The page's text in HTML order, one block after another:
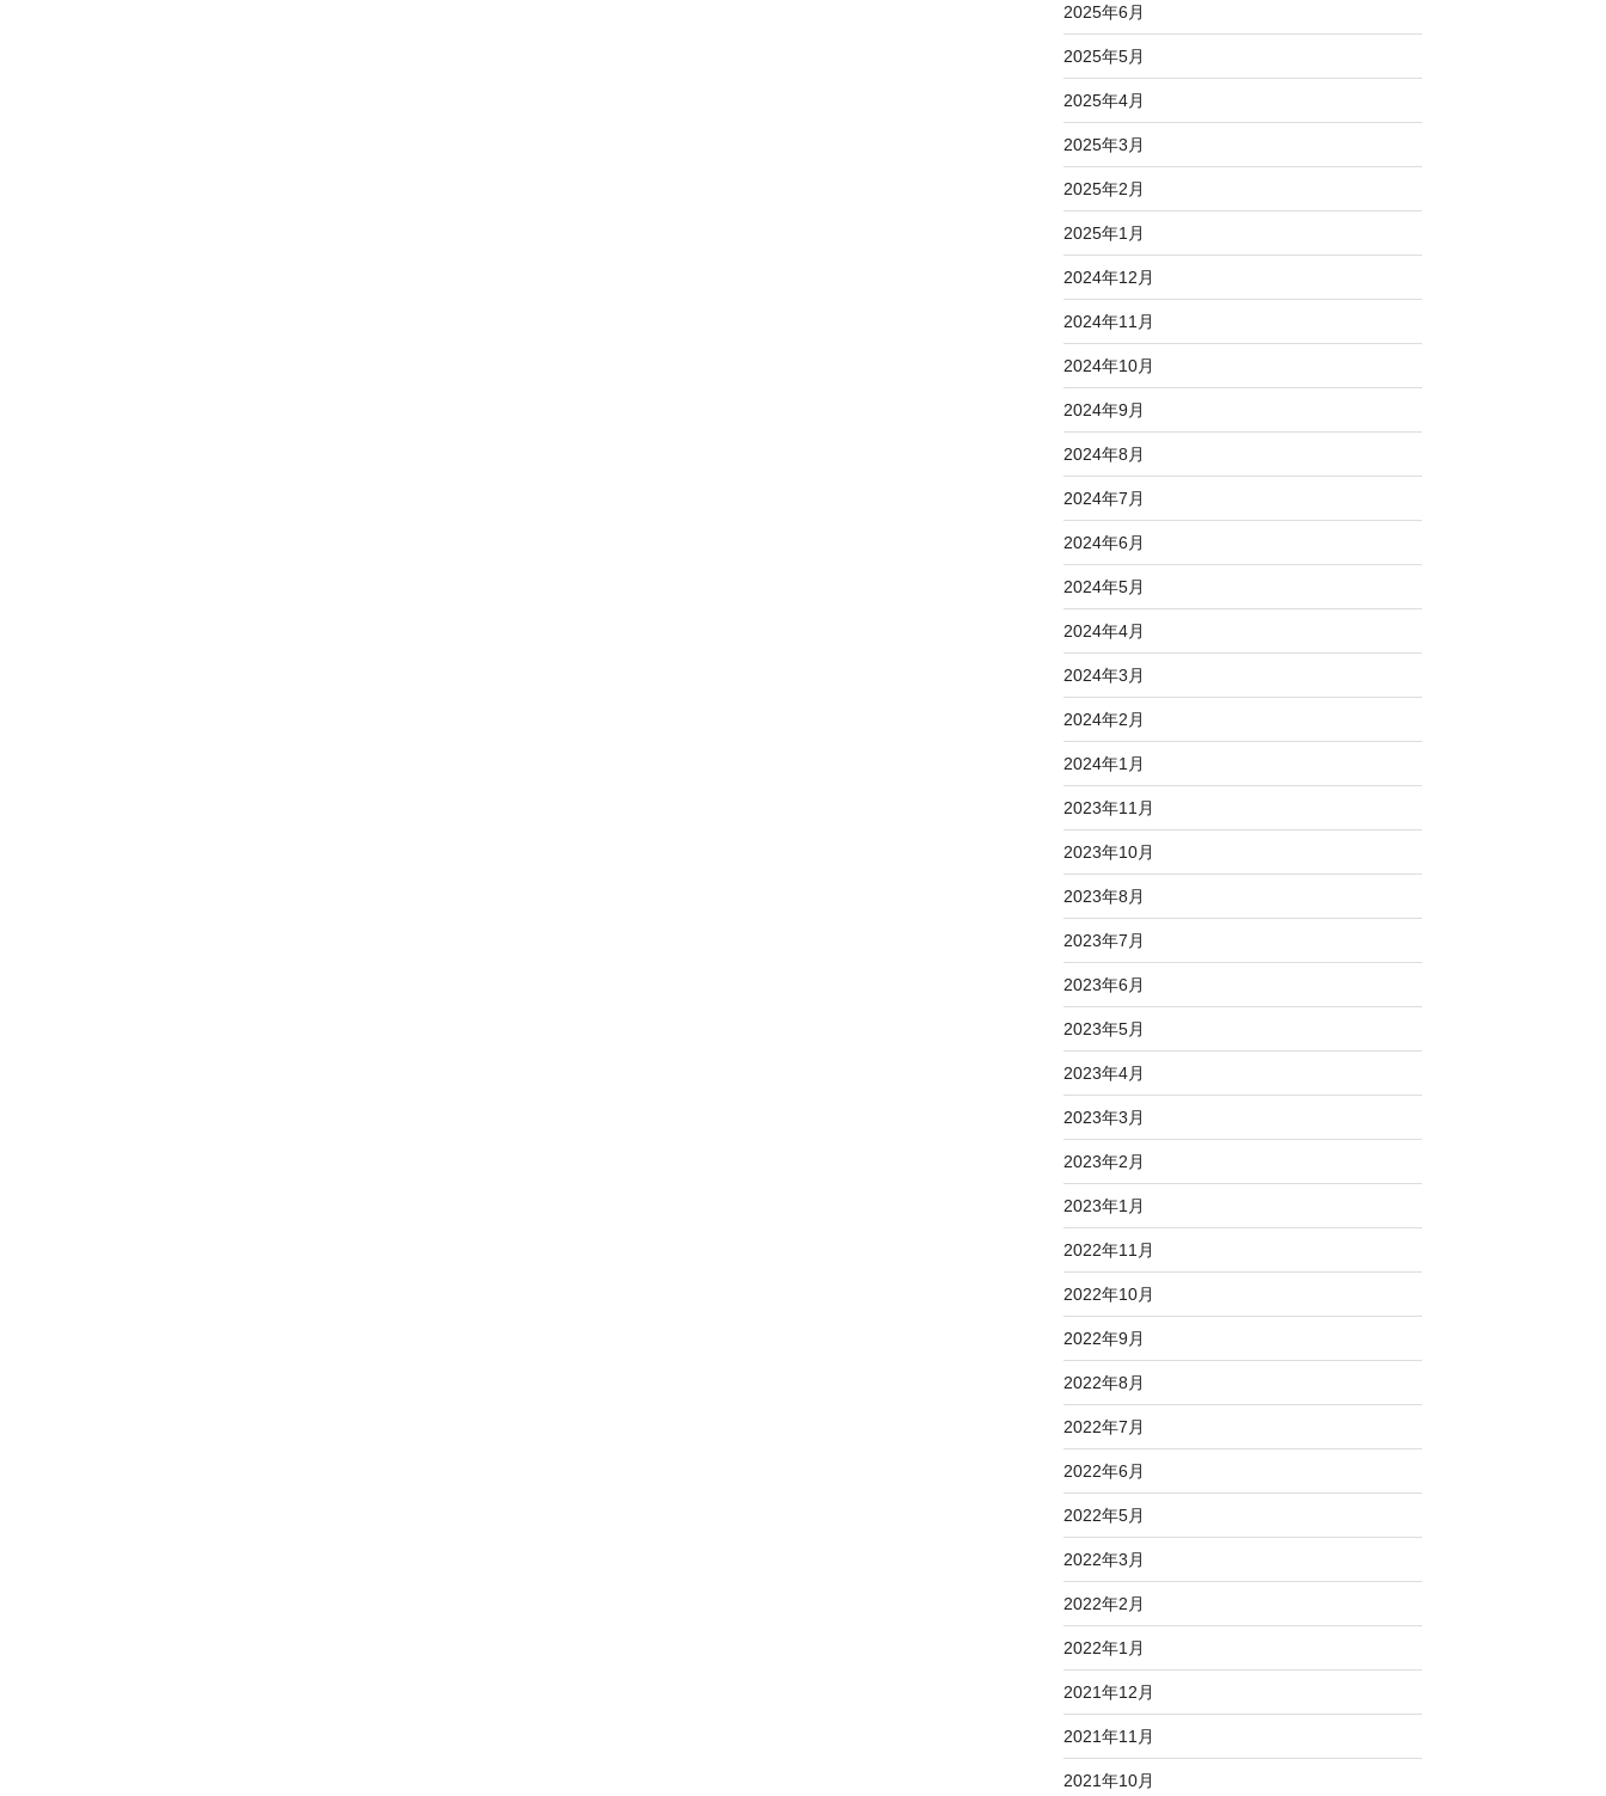
2025年6月
2025年5月
2025年4月
2025年3月
2025年2月
2025年1月
2024年12月
2024年11月
2024年10月
2024年9月
2024年8月
2024年7月
2024年6月
2024年5月
2024年4月
2024年3月
2024年2月
2024年1月
2023年11月
2023年10月
2023年8月
2023年7月
2023年6月
2023年5月
2023年4月
2023年3月
2023年2月
2023年1月
2022年11月
2022年10月
2022年9月
2022年8月
2022年7月
2022年6月
2022年5月
2022年3月
2022年2月
2022年1月
2021年12月
2021年11月
2021年10月